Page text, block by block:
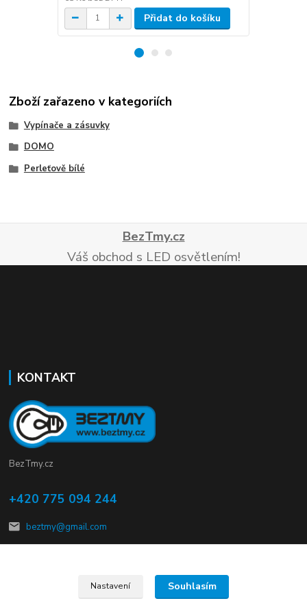
Přidat do košíku
Zboží zařazeno v kategoriích
Vypínače a zásuvky
DOMO
Perleťově bílé
BezTmy.cz
Váš obchod s LED osvětlením!
KONTAKT
BezTmy.cz
+420 775 094 244
beztmy@gmail.com
Nastavení Souhlasím